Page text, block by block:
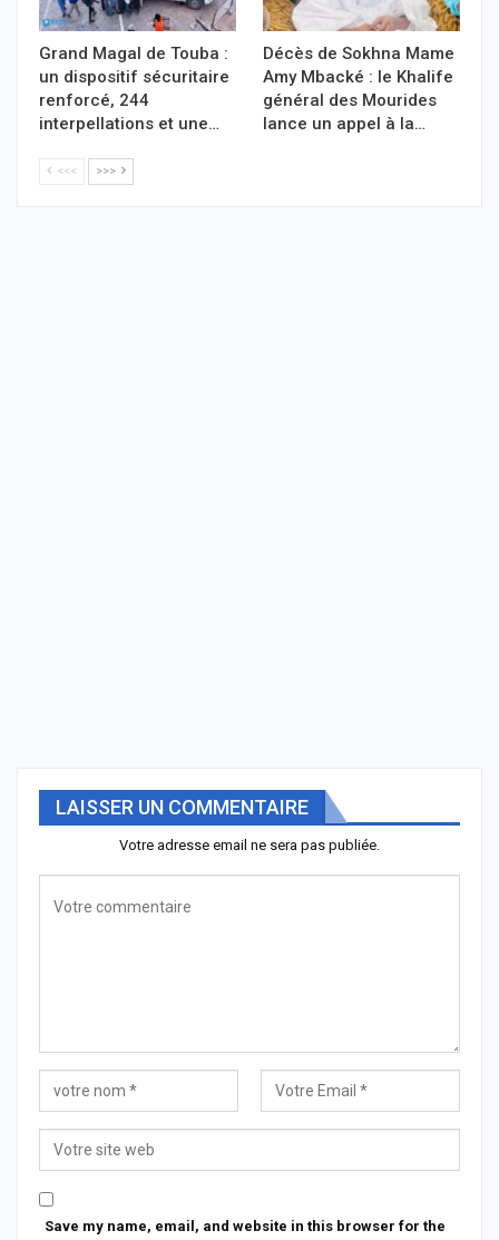
Grand Magal de Touba :
un dispositif sécuritaire
renforcé, 244
interpellations et une…
Décès de Sokhna Mame
Amy Mbacké : le Khalife
général des Mourides
lance un appel à la…
<<< >>>
LAISSER UN COMMENTAIRE
Votre adresse email ne sera pas publiée.
Save my name, email, and website in this browser for the